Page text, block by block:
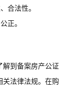
合法性。
正。
到备案房产公
法律法规。在